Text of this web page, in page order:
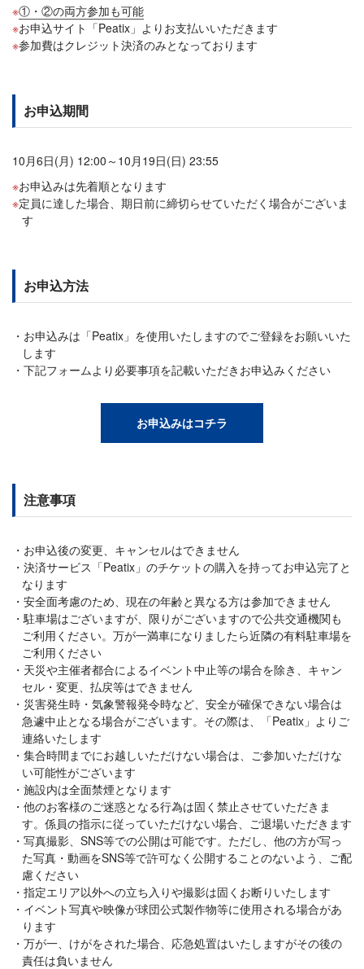
①・②の両方参加も可能
お申込サイト「Peatix」よりお支払いいただきます
参加費はクレジット決済のみとなっております
お申込期間
10月6日(月) 12:00～10月19日(日) 23:55
お申込みは先着順となります
定員に達した場合、期日前に締切らせていただく場合がございま
す
お申込方法
お申込みは「Peatix」を使用いたしますのでご登録をお願いいた
します
下記フォームより必要事項を記載いただきお申込みください
お申込みはコチラ
注意事項
お申込後の変更、キャンセルはできません
決済サービス「Peatix」のチケットの購入を持ってお申込完了と
なります
安全面考慮のため、現在の年齢と異なる方は参加できません
駐車場はございますが、限りがございますので公共交通機関も
ご利用ください。万が一満車になりましたら近隣の有料駐車場を
ご利用ください
天災や主催者都合によるイベント中止等の場合を除き、キャン
セル・変更、払戻等はできません
災害発生時・気象警報発令時など、安全が確保できない場合は
急遽中止となる場合がございます。その際は、「Peatix」よりご
連絡いたします
集合時間までにお越しいただけない場合は、ご参加いただけな
い可能性がございます
施設内は全面禁煙となります
他のお客様のご迷惑となる行為は固く禁止させていただきま
す。係員の指示に従っていただけない場合、ご退場いただきます
写真撮影、SNS等での公開は可能です。ただし、他の方が写っ
た写真・動画をSNS等で許可なく公開することのないよう、ご配
慮ください
指定エリア以外への立ち入りや撮影は固くお断りいたします
イベント写真や映像が球団公式製作物等に使用される場合があ
ります
万が一、けがをされた場合、応急処置はいたしますがその後の
責任は負いません